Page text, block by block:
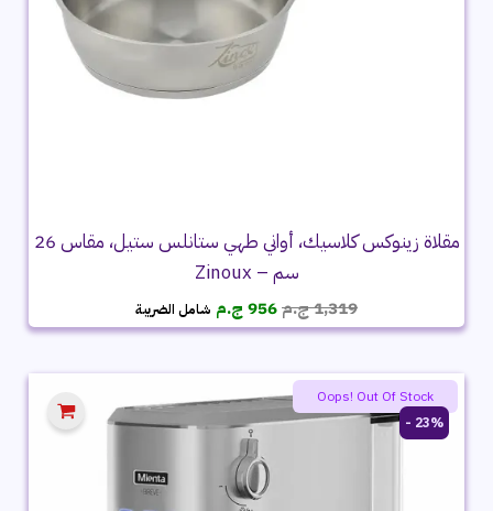
مقلاة زينوكس كلاسيك، أواني طهي ستانلس ستيل، مقاس 26
سم – Zinoux
1,319ج.مالسعر
الأصلي
1,319 ج.م.
956 ج.م السعر
الحالي
956 ج.م.
شامل الضريبة
23% -
Oops! Out Of Stock